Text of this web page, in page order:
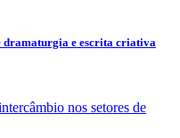
dramaturgia e escrita criativa